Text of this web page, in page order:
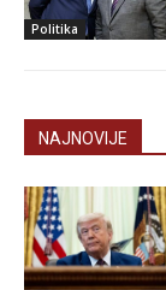
Politika
NAJNOVIJE